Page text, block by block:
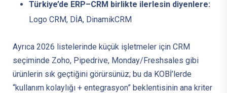
Türkiye’de ERP–CRM birlikte ilerlesin diyenlere:
Logo CRM, DİA, DinamikCRM
Ayrıca 2026 listelerinde küçük işletmeler için CRM
seçiminde Zoho, Pipedrive, Monday/Freshsales gibi
ürünlerin sık geçtiğini görürsünüz; bu da KOBİ’lerde
“kullanım kolaylığı + entegrasyon” beklentisinin ana kriter